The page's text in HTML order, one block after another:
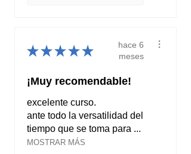
★ ★ ★ ★ ★
hace 6
meses
¡Muy recomendable!
excelente curso.
ante todo la versatilidad del
tiempo que se toma para ...
MOSTRAR MÁS